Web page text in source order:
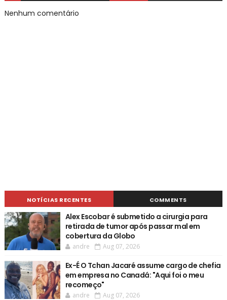
Nenhum comentário
NOTÍCIAS RECENTES COMMENTS
Alex Escobar é submetido a cirurgia para
retirada de tumor após passar mal em
cobertura da Globo
andre Aug 07, 2026
Ex-É O Tchan Jacaré assume cargo de chefia
em empresa no Canadá: "Aqui foi o meu
recomeço"
andre Aug 07, 2026